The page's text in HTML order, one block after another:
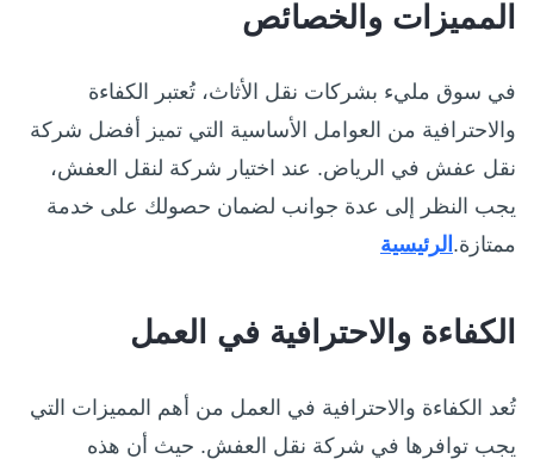
المميزات والخصائص
في سوق مليء بشركات نقل الأثاث، تُعتبر الكفاءة
والاحترافية من العوامل الأساسية التي تميز أفضل شركة
نقل عفش في الرياض. عند اختيار شركة لنقل العفش،
يجب النظر إلى عدة جوانب لضمان حصولك على خدمة
ممتازة. الرئيسية
الكفاءة والاحترافية في العمل
تُعد الكفاءة والاحترافية في العمل من أهم المميزات التي
يجب توافرها في شركة نقل العفش. حيث أن هذه